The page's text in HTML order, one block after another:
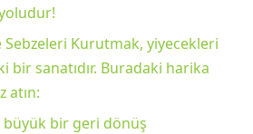
Sebzeleri Kurutmak, yiyecekleri
bir sanatıdır. Buradaki harika
atın:
büyük bir geri dönüş